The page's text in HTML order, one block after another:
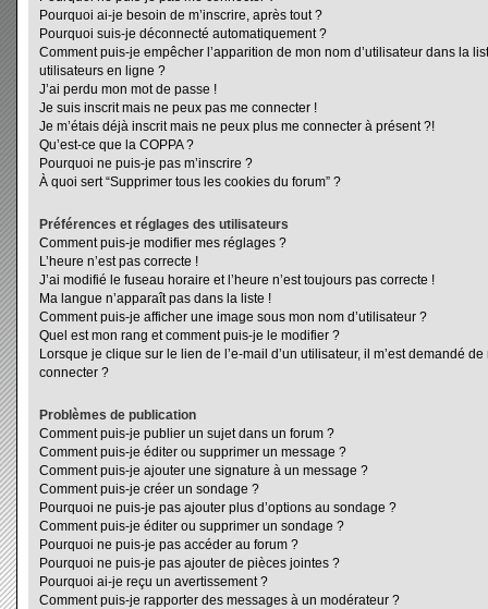
Pourquoi ai-je besoin de m’inscrire, après tout ?
Pourquoi suis-je déconnecté automatiquement ?
Comment puis-je empêcher l’apparition de mon nom d’utilisateur dans la
utilisateurs en ligne ?
J’ai perdu mon mot de passe !
Je suis inscrit mais ne peux pas me connecter !
Je m’étais déjà inscrit mais ne peux plus me connecter à présent ?!
Qu’est-ce que la COPPA ?
Pourquoi ne puis-je pas m’inscrire ?
À quoi sert “Supprimer tous les cookies du forum” ?
Préférences et réglages des utilisateurs
Comment puis-je modifier mes réglages ?
L’heure n’est pas correcte !
J’ai modifié le fuseau horaire et l’heure n’est toujours pas correcte !
Ma langue n’apparaît pas dans la liste !
Comment puis-je afficher une image sous mon nom d’utilisateur ?
Quel est mon rang et comment puis-je le modifier ?
Lorsque je clique sur le lien de l’e-mail d’un utilisateur, il m’est demandé de
connecter ?
Problèmes de publication
Comment puis-je publier un sujet dans un forum ?
Comment puis-je éditer ou supprimer un message ?
Comment puis-je ajouter une signature à un message ?
Comment puis-je créer un sondage ?
Pourquoi ne puis-je pas ajouter plus d’options au sondage ?
Comment puis-je éditer ou supprimer un sondage ?
Pourquoi ne puis-je pas accéder au forum ?
Pourquoi ne puis-je pas ajouter de pièces jointes ?
Pourquoi ai-je reçu un avertissement ?
Comment puis-je rapporter des messages à un modérateur ?